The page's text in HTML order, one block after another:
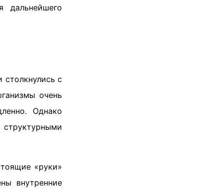
с
очень
Однако
структурными
«руки»
внутренние